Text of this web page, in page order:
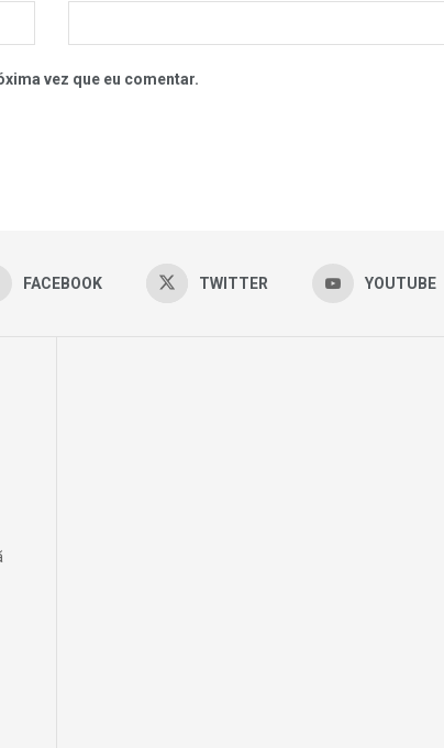
vez que eu comentar.
FACEBOOK TWITTER YOUTUBE